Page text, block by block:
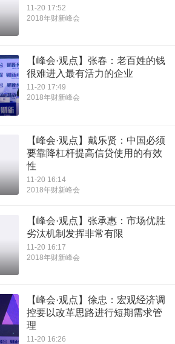
11-20 17:52
2018年财新峰会
【峰会·观点】张春：老百姓的钱
很难进入最有活力的企业
11-20 17:49
2018年财新峰会
【峰会·观点】戴乐贤：中国必须
要靠降杠杆提高信贷使用的有效
性
11-20 16:14
2018年财新峰会
【峰会·观点】张承惠：市场优胜
劣汰机制发挥非常有限
11-20 16:17
2018年财新峰会
【峰会·观点】徐忠：宏观经济调
控要以改革思路进行短期需求管
理
11-20 16:26